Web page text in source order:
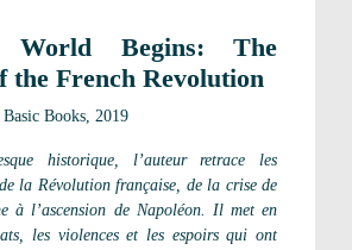
Begins: The
the French Revolution
Books, 2019
historique, l’auteur retrace les
la Révolution française, de la crise de
à l’ascension de Napoléon. Il met en
les violences et les espoirs qui ont